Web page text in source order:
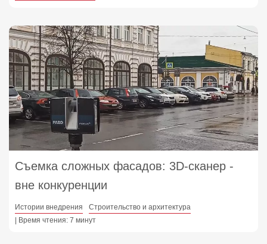
Съемка сложных фасадов: 3D‑сканер ‑
вне конкуренции
Истории внедрения
Строительство и архитектура
| Время чтения: 7 минут